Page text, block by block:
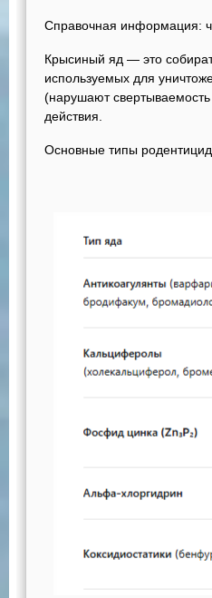
Справочная информация:
Крысиный яд — это
используемых для
(нарушают свертываемость
действия.
Основные типы